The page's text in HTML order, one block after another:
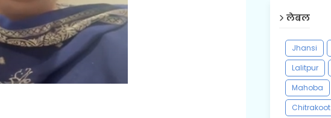
लेबल
Jhansi
Lalitpur
Mahoba
Chitrakoot